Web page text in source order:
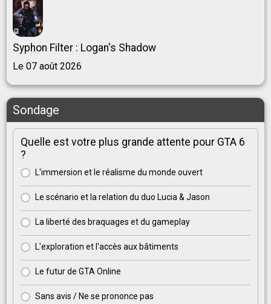
Syphon Filter : Logan's Shadow
Le 07 août 2026
Sondage
Quelle est votre plus grande attente pour GTA 6
?
L'immersion et le réalisme du monde ouvert
Le scénario et la relation du duo Lucia & Jason
La liberté des braquages et du gameplay
L'exploration et l'accès aux bâtiments
Le futur de GTA Online
Sans avis / Ne se prononce pas